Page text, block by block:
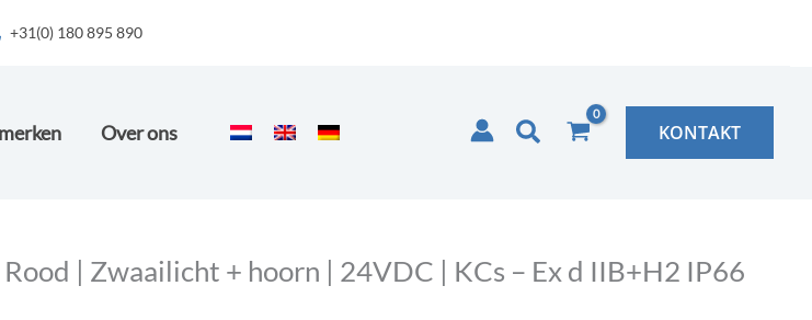
+31(0) 180 895 890
Over ons Zoeken KONTAKT
| Zwaailicht + hoorn | 24VDC | KCs – Ex d IIB+H2 IP66